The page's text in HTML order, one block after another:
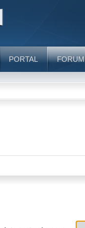
PORTAL FORUM